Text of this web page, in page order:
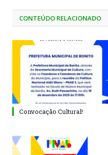
CONTEÚDO RELACIONADO
Convocação Cultural!